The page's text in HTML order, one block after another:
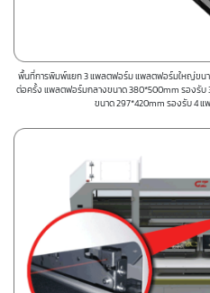
พื้นที่การพิมพ์แยก 3 แพลตฟอร์ม แพลตฟอร์มใหญ่ขน
ต่อครั้ง แพลตฟอร์มกลางขนาด 380*500mm รองรั
ขนาด 297*420mm รองรับ 4